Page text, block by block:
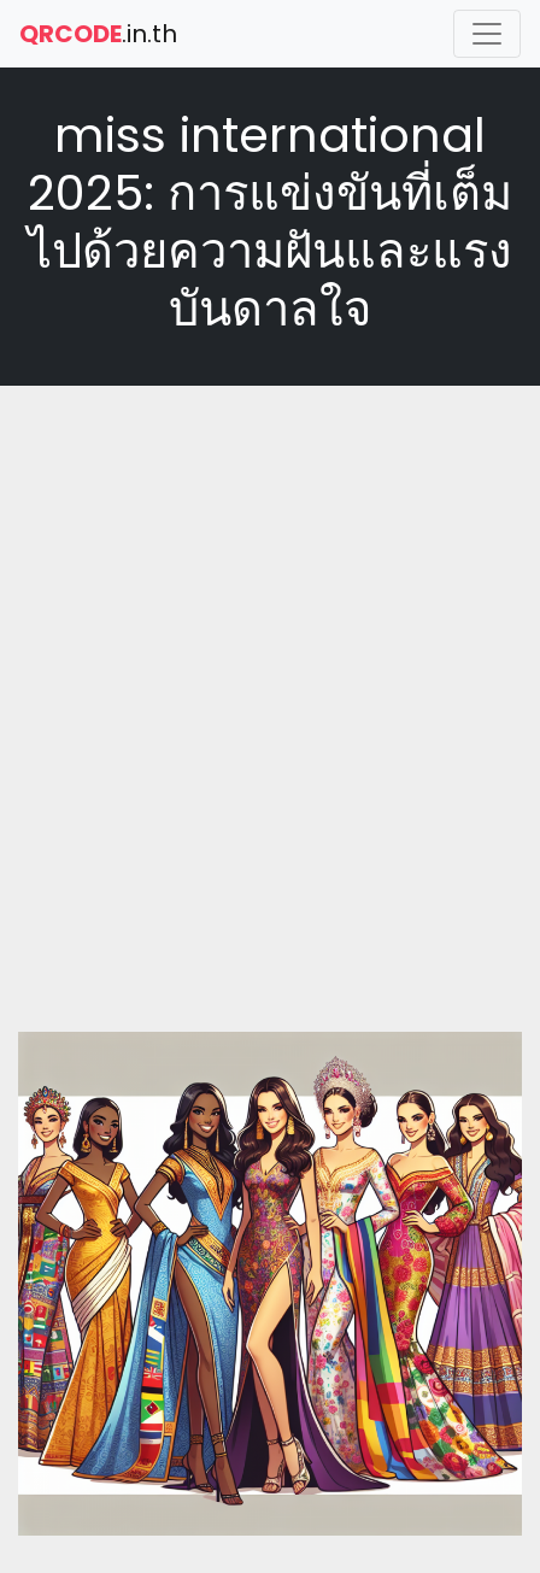
QRCODE.in.th
miss international
2025: การแข่งขันที่เต็ม
ไปด้วยความฝันและแรง
บันดาลใจ